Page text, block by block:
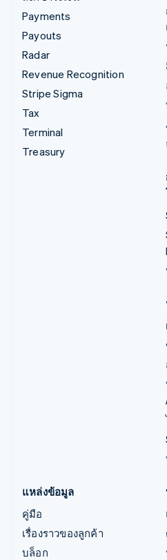
Payments
Payouts
Radar
Revenue Recognition
Stripe Sigma
Tax
Terminal
Treasury
แหล่งข้อมูล
คู่มือ
เรื่องราวของลูกค้า
บล็อก